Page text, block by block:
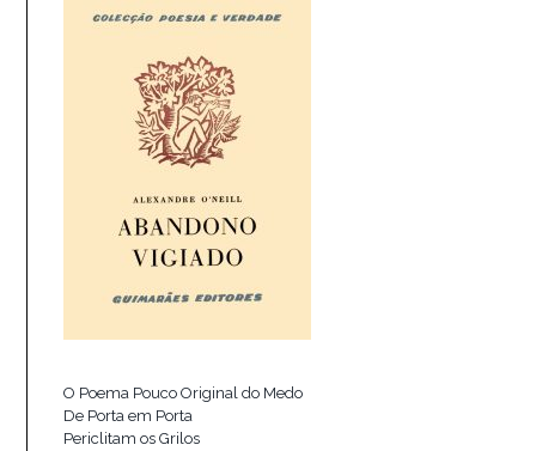
O Poema Pouco Original do Medo
De Porta em Porta
Periclitam os Grilos